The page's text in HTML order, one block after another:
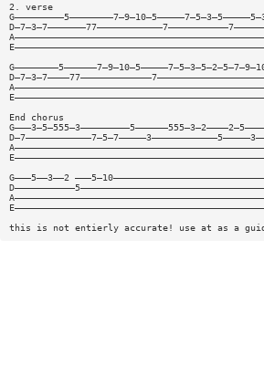
2. verse
End chorus
G———5——3——2
this is not entierly accurate! use at as a